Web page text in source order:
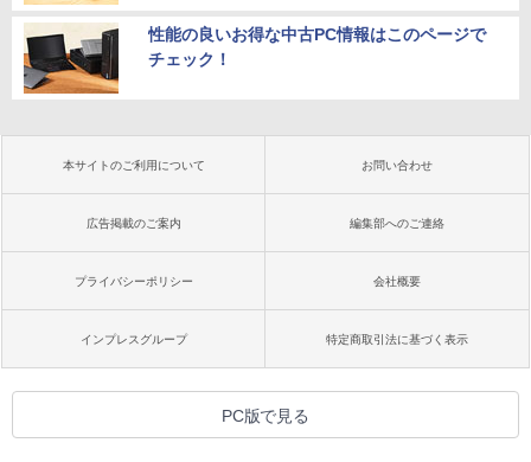
性能の良いお得な中古PC情報はこのページで
チェック！
本サイトのご利用について お問い合わせ
広告掲載のご案内 編集部へのご連絡
プライバシーポリシー 会社概要
インプレスグループ 特定商取引法に基づく表示
PC版で見る